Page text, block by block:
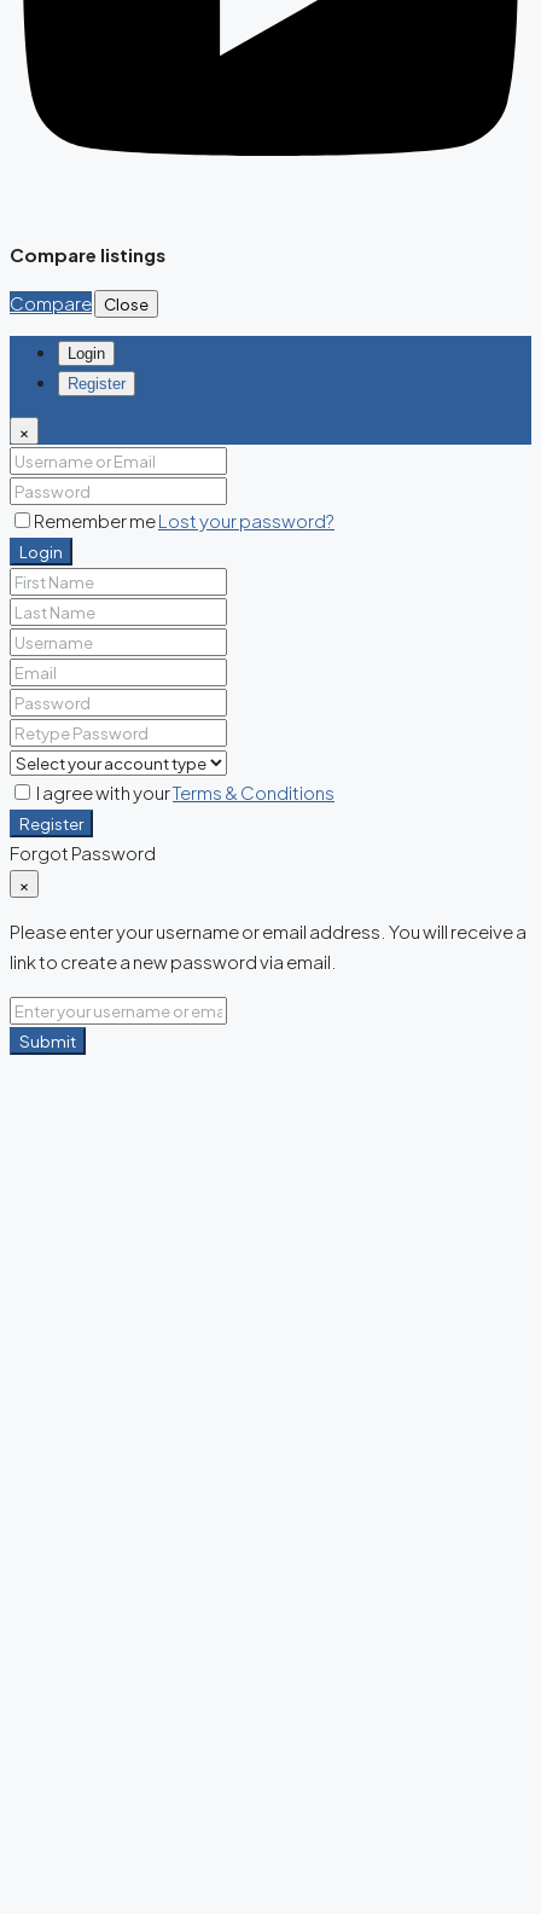
Compare listings
Compare Close
Login
Register
×
Remember meLost your password?
Login
I agree with yourTerms & Conditions
Register
Forgot Password
×
Please enter your username or email address. You will receive a
link to create a new password via email.
Submit